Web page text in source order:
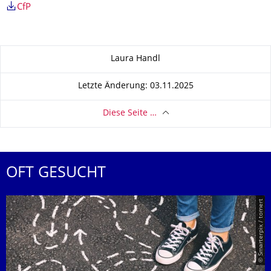
CfP
Laura Handl
Letzte Änderung: 03.11.2025
Diese Seite …
OFT GESUCHT
© Smarterpix / tomert